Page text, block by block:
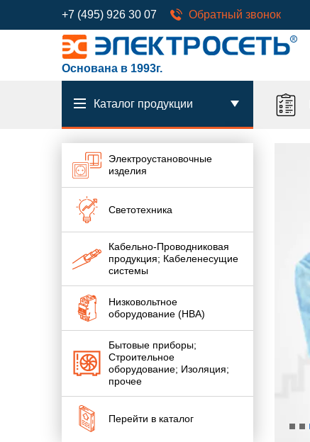
+7 (495) 926 30 07 Обратный звонок
Основана в 1993г.
Каталог продукции
Электроустановочные
изделия
Светотехника
Кабельно-Проводниковая
продукция; Кабеленесущие
системы
Низковольтное
оборудование (НВА)
Бытовые приборы;
Строительное
оборудование; Изоляция;
прочее
Перейти в каталог